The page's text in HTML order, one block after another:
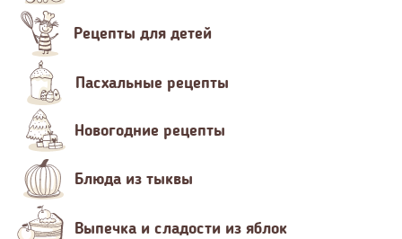
Рецепты для детей
Пасхальные рецепты
Новогодние рецепты
Блюда из тыквы
Выпечка и сладости из яблок